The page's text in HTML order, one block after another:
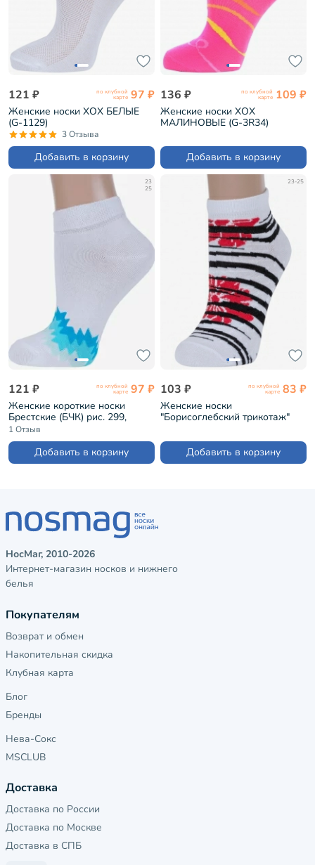
121 ₽ по клубной
карте 97 ₽
Женские носки ХОХ БЕЛЫЕ
(G-1129)
3 Отзыва
Добавить в корзину
136 ₽ по клубной
карте 109 ₽
Женские носки ХОХ
МАЛИНОВЫЕ (G-3R34)
Добавить в корзину
23
25
121 ₽ по клубной
карте 97 ₽
Женские короткие носки
Брестские (БЧК) рис. 299,
БЕЛЫЕ (14С1101)
1 Отзыв
Добавить в корзину
23-25
103 ₽ по клубной
карте 83 ₽
Женские носки
"Борисоглебский трикотаж"
Добавить в корзину
НосМаг, 2010-2026
Интернет-магазин носков и нижнего
белья
Покупателям
Возврат и обмен
Накопительная скидка
Клубная карта
Блог
Бренды
Нева-Сокс
MSCLUB
Доставка
Доставка по России
Доставка по Москве
Доставка в СПБ